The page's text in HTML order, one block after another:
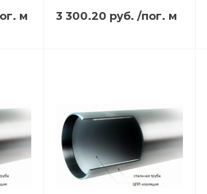
м 3 300.20 руб. /пог. м